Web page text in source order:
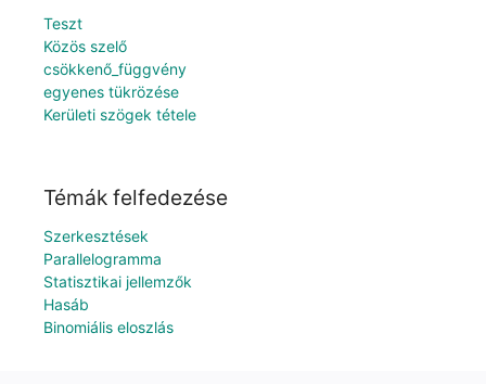
Teszt
Közös szelő
csökkenő_függvény
egyenes tükrözése
Kerületi szögek tétele
Témák felfedezése
Szerkesztések
Parallelogramma
Statisztikai jellemzők
Hasáb
Binomiális eloszlás